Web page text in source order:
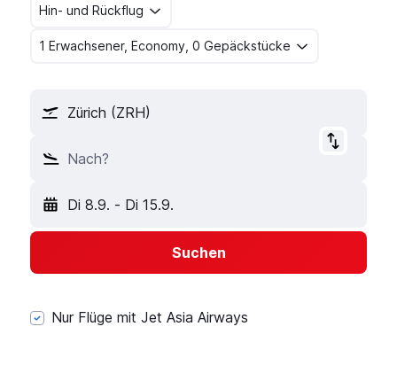
Hin- und Rückflug
1 Erwachsener, Economy, 0 Gepäckstücke
Zürich (ZRH)
Nach?
Di 8.9. - Di 15.9.
Suchen
Nur Flüge mit Jet Asia Airways